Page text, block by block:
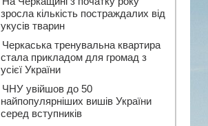
зросла кількість постраждалих від
укусів тварин
Черкаська тренувальна квартира
стала прикладом для громад з
усієї України
ЧНУ увійшов до 50
найпопулярніших вишів України
серед вступників